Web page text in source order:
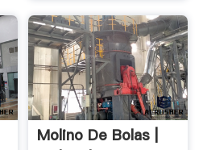
Molino De Bolas |